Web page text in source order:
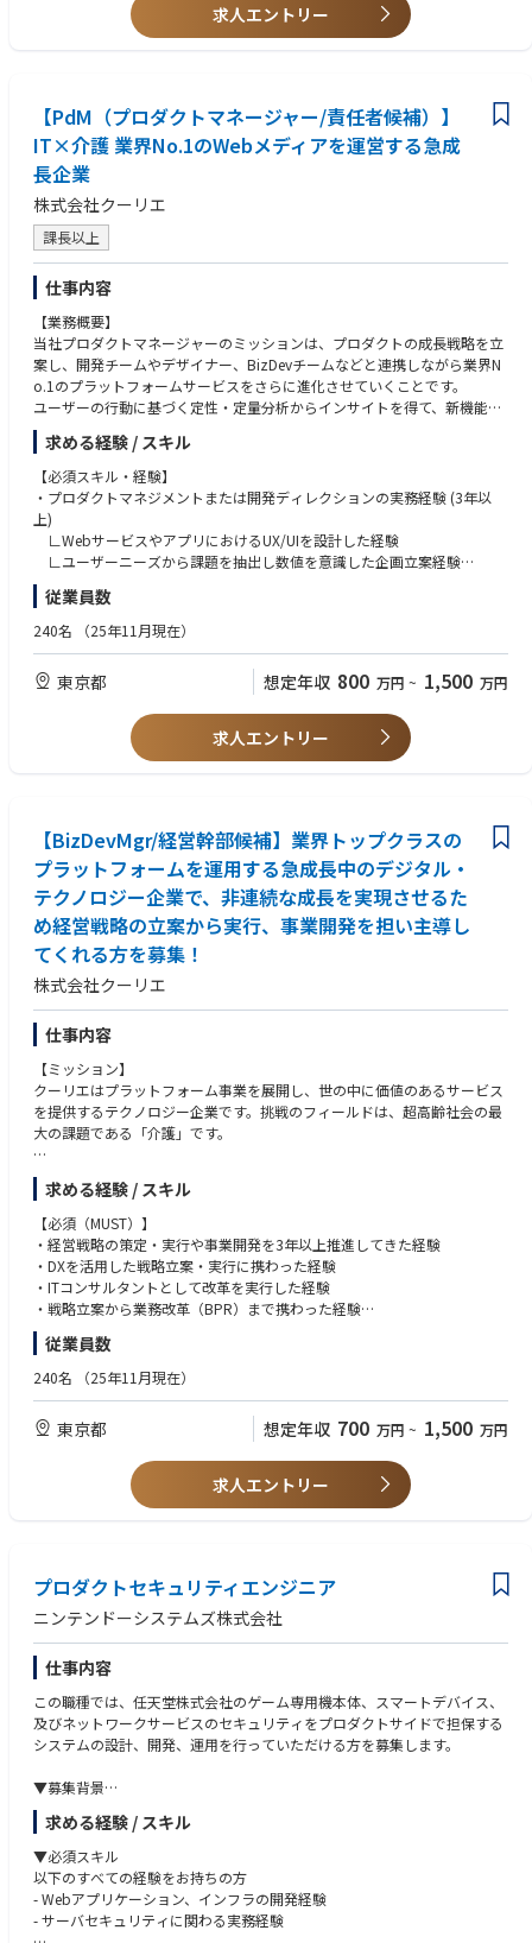
【私たちのビジョン】
【私たちのミッション】
高品質のHRテクノロジーコンサルティングと課題解決を提供し信頼できる
パートナーとして、グローバルパートナーをエンパワメントし、ビジネス
の価値とイノベーションを引き出すことを可能にする。
【業務内容】
豊富な経験と培われたスキルに基づき、最適なポジションをご提案いたし
ます。将来的には、チームリーダー、プロジェクトマネージャー、あるい
は専門分野の専門家として、組織の中核を担っていただくことを期待して
・プロジェクトマネジメント経験
・ピープルマネジメント経験
求人エントリー
【PdM（プロダクトマネージャー/責任者候補）】
IT×介護 業界No.1のWebメディアを運営する急成
長企業
株式会社クーリエ
課長以上
仕事内容
【業務概要】
当社プロダクトマネージャーのミッションは、プロダクトの成長戦略を立
案し、開発チームやデザイナー、BizDevチームなどと連携しながら業界N
o.1のプラットフォームサービスをさらに進化させていくことです。
ユーザーの行動に基づく定性・定量分析からインサイトを得て、新機能の
企画からリリース、その後の運用まで主導していただきます。
【具体的な業務内容】
下記の業務を、ご経験や適性に合わせて担当していただきます。
将来的には全て網羅できるようスキルの幅を広げながらご活躍いただけま
す。
・事業戦略に基づいたプロダクトイニシアチブの立案・実現
・難易度の高いビジネス要件に対して実現可能な仕様の立案
・エンジニア、デザイナー、ビジネス部門との連携によるプロダクト開発
・業務フローに対しプロダクト側からのアプローチで改善を加え、オペレ
サービスを横断したプロダクト開発にオーナーシップを持ち、ミッション
プロダクトを通じて、介護業界の変革に挑戦することがミッションです。
ユーザーニーズを的確に捉え、技術と創造性を融合させた革新的なサービ
スを生み出すことで、介護に関わる全ての人々の生活をより豊かにするこ
とを目指します。
【当社の紹介】
社会をより良くする情報発信のパイオニアとして、クーリエは常に"ちょっ
と先の未来"を見据えて行動しています。的確な情報提供によって人々のよ
り良い選択肢を増やし、社会に前向きな影響を与えることが私たちの使命
です。
強みは、社会問題を自分ごととして捉え、本質的な課題に真正面から向き
合う社員一人ひとりの姿勢。単なる情報提供にとどまらず、創造性とテク
ノロジーを駆使して産業の再定義に挑戦し続けています。
事業を継続的に成長させ続けるには、プロダクトの品質を常に進化させて
いく必要があります。その進化に欠かせない重要なポジションこそが、プ
ロダクトマネージャーだと私たちは考えています。
ユーザーやサービスドメインに興味関心を持ち、深い共感と圧倒的な解像
度を持ってプロダクトとしてユーザーへの提供価値を最大化していくこ
と。「自分の仕事が社会を変える」という信念のもと、常に変化し続ける
クーリエで、未来にあるべきものを誰よりも先に実現する。そんなエキサ
イティングな挑戦に、あなたも参加してみませんか？
【クーリエCPO（元LINE執行役員）から見たクーリエの面白さ】
https://www.courier.jpn.com/ism/organization/cpo/
求める経験 / スキル
【必須スキル・経験】
・プロダクトマネジメントまたは開発ディレクションの実務経験 (3年以
上)
∟WebサービスやアプリにおけるUX/UIを設計した経験
∟ユーザーニーズから課題を抽出し数値を意識した企画立案経験
∟開発チームやデザイナーと協力してプロダクト開発を行った経験
【歓迎スキル・経験】
・プロダクトオーナーとしての実務経験
・体系的な知識に基づいてプロダクトをグロースさせた経験
・KPI策定や数値分析などを用いたPDCA運用経験
・定量・定性データを深く洞察し、示唆の抽出や仮説設定・検証と実行経
【求める人物像】
・自律的に行動し、プロジェクトのリーダーシップを発揮ができる方
・プロジェクト、プロダクトの成長のために業務領域を超えて考え抜くこ
とができる方
・プロダクト視点だけでなく、事業を成長させたいと本気で考えている方
・不確実性を受け入れ、自らの考え柔軟に思考を変化させられる方
・誰よりも深い共感と強い情熱を持ってアウトカムの創出にコミットでき
る方
・サービス成功のため、あらゆる課題に主体的にチャレンジする意欲をお
持ちの方
・部署の垣根を超えてコミュニケーションをとり、業務を推進できる方
従業員数
240名 （25年11月現在）
東京都 想定年収 800 万円 ~ 1,500 万円
求人エントリー
【BizDevMgr/経営幹部候補】業界トップクラスの
プラットフォームを運用する急成長中のデジタル・
テクノロジー企業で、非連続な成長を実現させるた
め経営戦略の立案から実行、事業開発を担い主導し
てくれる方を募集！
株式会社クーリエ
仕事内容
【ミッション】
クーリエはプラットフォーム事業を展開し、世の中に価値のあるサービス
を提供するテクノロジー企業です。挑戦のフィールドは、超高齢社会の最
大の課題である「介護」です。
30年後の2065年には約38.4％が高齢者（65歳以上）になると予測されて
います。私たちは「生産性の向上」（＝人がやらなくても良いことのシス
テム化）こそが解決のカギと考え、2011年創業時から『みんなの介護』を
はじめとしたリボン型モデルのビジネスを展開、エンドユーザーの声（Vo
ice of Customer）に耳を傾け、現場からより良いサービスのための改善を
繰り返してきました。
ず、「疑問」をぶつけ、「議論」を重ねながら、一緒に世の中の進化をリ
ードしていきませんか？
■介護×ITの分野にて新規事業創出やプロダクト改善をすすめ、0→1・1
■全国50,000件を超える掲載数を誇るだけでなく、世の中の読者の「知り
たい」に答える豊富なコンテンツを発信し、介護や社会保障の課題に切り
ォームとして今後の事業展開の可能性も広がっています。
【業務概要】
事業を非連続で成長させるため、経営・事業戦略の立案と実行を行いなが
ら、経営陣と共に自ら事業の成長・加速化をリードしていただきます。戦
す。
【具体的な業務内容】
・予算作成、業績予測としての進捗管理
・事業KGI、KPI、NSMの策定や、組織戦略の立案・実行
・非連続的な成長を実現するための事業開発とオペレーショナル・エクセ
レンスの実現
・競合優位性の構築のためのデジタル・テクノロジー戦略の策定と実行
【ミッション】
求める経験 / スキル
【必須（MUST）】
・経営戦略の策定・実行や事業開発を3年以上推進してきた経験
・DXを活用した戦略立案・実行に携わった経験
・ITコンサルタントとして改革を実行した経験
・戦略立案から業務改革（BPR）まで携わった経験
・プロジェクトマネージャーとして大規模案件を完遂させた経験
【歓迎（WANT）】
ら実行までの経験
・全社戦略や事業戦略の立案から実行までを自らドライブし成長させた経
・経営・戦略コンサルティングファームでのマネージャーポジション以上
た経験
・コンサルティングファームや自社サービスを運営しているIT企業での業
務経験
【求める人物像】
・業務に対し責任を持ち、最後まで遂行するスタンスをお持ちの方
・会社の課題を自分事と捉え、主体的に課題発見や業務に取り組める方
・不確実性を恐れず、従来のやり方に固執しないで柔軟に課題に向き合え
る方
・社内外のステークホルダーを巻き込みプロジェクトを推進できる方
・事業や組織の成長によって起きる急激な変化を前向きに捉えることがで
きる方
従業員数
240名 （25年11月現在）
東京都 想定年収 700 万円 ~ 1,500 万円
求人エントリー
プロダクトセキュリティエンジニア
ニンテンドーシステムズ株式会社
仕事内容
この職種では、任天堂株式会社のゲーム専用機本体、スマートデバイス、
及びネットワークサービスのセキュリティをプロダクトサイドで担保する
システムの設計、開発、運用を行っていただける方を募集します。
▼募集背景
任天堂株式会社はゲーム専用機やスマートデバイス上でプレイできるゲー
ムやサービスを通じ、お客様に娯楽を提供する事がミッションの一つで
す。ニンテンドーシステムズでは、これらのサービスのうち、ネットワー
クサービスの開発、運用を担当しています。
ネットワークサービスは、お客様に安心して楽しんで頂くために、高い安
全性が求められます。また、多くの娯楽を提供するために高い開発効率も
求められます。
求める経験 / スキル
▼必須スキル
以下のすべての経験をお持ちの方
- Webアプリケーション、インフラの開発経験
- サーバセキュリティに関わる実務経験